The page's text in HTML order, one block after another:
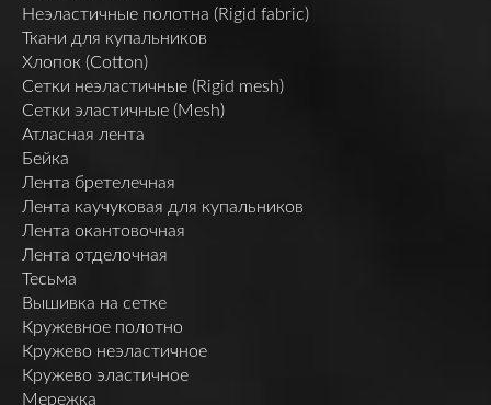
Неэластичные полотна (Rigid fabric)
Ткани для купальников
Хлопок (Cotton)
Сетки неэластичные (Rigid mesh)
Сетки эластичные (Mesh)
Атласная лента
Бейка
Лента бретелечная
Лента каучуковая для купальников
Лента окантовочная
Лента отделочная
Тесьма
Вышивка на сетке
Кружевное полотно
Кружево неэластичное
Кружево эластичное
Мережка